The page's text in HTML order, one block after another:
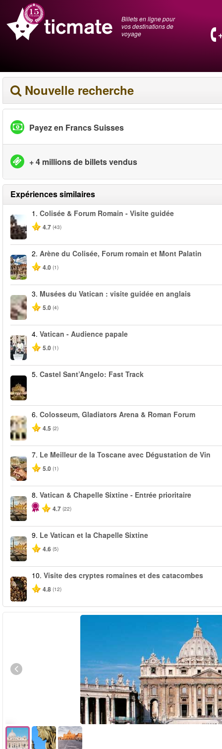
Billets en ligne pour
vos destinations de
voyage
Nouvelle recherche
Payez en Francs Suisses
+ 4 millions de billets vendus
Expériences similaires
1. Colisée & Forum Romain - Visite guidée
4.7 (43)
2. Arène du Colisée, Forum romain et Mont Palatin
4.0 (1)
3. Musées du Vatican : visite guidée en anglais
5.0 (4)
4. Vatican - Audience papale
5.0 (1)
5. Castel Sant’Angelo: Fast Track
6. Colosseum, Gladiators Arena & Roman Forum
4.5 (2)
7. Le Meilleur de la Toscane avec Dégustation de Vin
5.0 (1)
8. Vatican & Chapelle Sixtine - Entrée prioritaire
4.7 (22)
9. Le Vatican et la Chapelle Sixtine
4.6 (5)
10. Visite des cryptes romaines et des catacombes
4.8 (12)